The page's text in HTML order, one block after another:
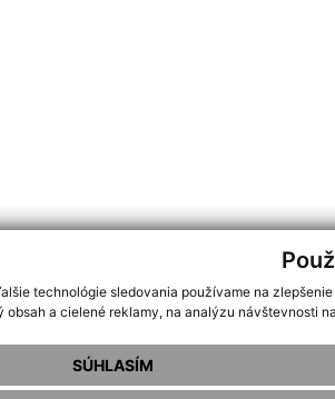
technológie sledovania používame na
obsah a cielené reklamy, na analýzu návštevnosti
SÚHLASÍM